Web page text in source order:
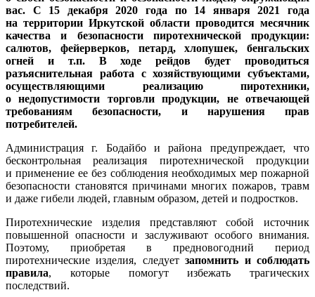
вас. С 15 декабря 2020 года по 14 января 2021 года
на территории Иркутской области проводится месячник
качества и безопасности пиротехнической продукции:
салютов, фейерверков, петард, хлопушек, бенгальских
огней и т.п.
В ходе рейдов будет проводиться
разъяснительная работа с хозяйствующими субъектами,
осуществляющими реализацию пиротехники,
о недопустимости торговли продукции, не отвечающей
требованиям безопасности, и нарушения прав
потребителей.
Администрация г. Бодайбо и района предупреждает, что
бесконтрольная реализация пиротехнической продукции
и применение ее без соблюдения необходимых мер пожарной
безопасности становятся причинами многих пожаров, травм
и даже гибели людей, главным образом, детей и подростков.
Пиротехнические изделия представляют собой источник
повышенной опасности и заслуживают особого внимания.
Поэтому, приобретая в предновогодний период
пиротехнические изделия, следуетзапомнить и соблюдать
правила, которые помогут избежать трагических
последствий.